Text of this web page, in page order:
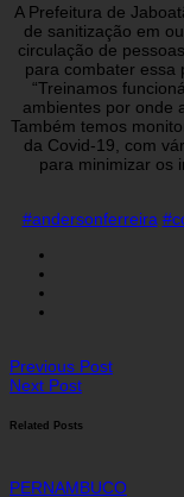
A Prefeitura de
de sanitização em
circulação de
para combater essa
“Treinamos
ambientes por onde
Também temos
da Covid-19, com
para minimizar os
#andersonferreira
Previous Post
Next Post
Related Posts
PERNAMBUCO